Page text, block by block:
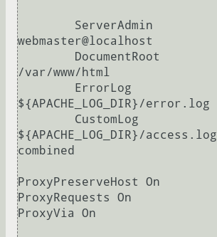
webmaster@localhost
/var/www/html
${APACHE_LOG_DIR}/error.log
${APACHE_LOG_DIR}/access.log
combined
ProxyPreserveHost On
ProxyRequests On
ProxyVia On